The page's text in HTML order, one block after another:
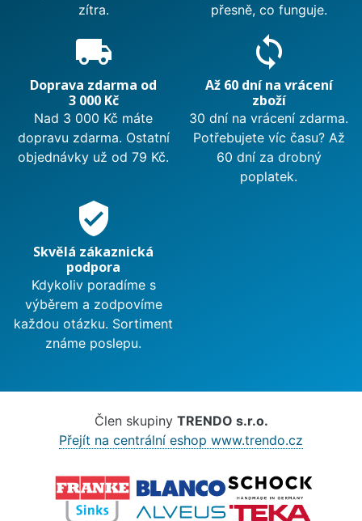
zítra.
přesně, co funguje.
local_shipping
Doprava zdarma od
3 000 Kč
Nad 3 000 Kč máte
dopravu zdarma. Ostatní
objednávky už od 79 Kč.
sync
Až 60 dní na vrácení
zboží
30 dní na vrácení zdarma.
Potřebujete víc času? Až
60 dní za drobný
poplatek.
verified_user
Skvělá zákaznická
podpora
Kdykoliv poradíme s
výběrem a zodpovíme
každou otázku. Sortiment
známe poslepu.
Člen skupiny TRENDO s.r.o.
Přejít na centrální eshop www.trendo.cz